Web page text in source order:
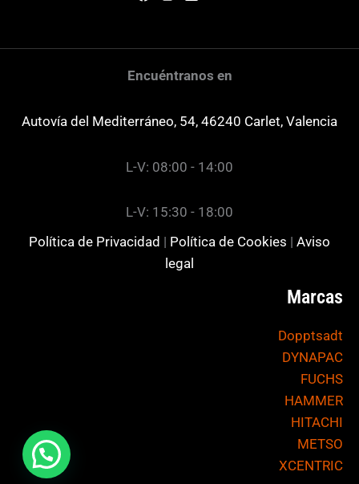
Encuéntranos en
Autovía del Mediterráneo, 54, 46240 Carlet, Valencia
L-V: 08:00 - 14:00
L-V: 15:30 - 18:00
Política de Privacidad | Política de Cookies | Aviso
legal
Marcas
Dopptsadt
DYNAPAC
FUCHS
HAMMER
HITACHI
METSO
XCENTRIC